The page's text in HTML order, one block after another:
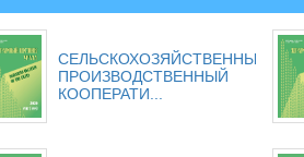
СЕЛЬСКОХОЗЯЙСТВЕННЫЙ
ПРОИЗВОДСТВЕННЫЙ
КООПЕРАТИ...